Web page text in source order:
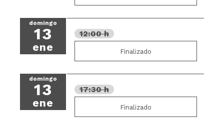
domingo
13
ene
12:00 h
Finalizado
domingo
13
ene
17:30 h
Finalizado